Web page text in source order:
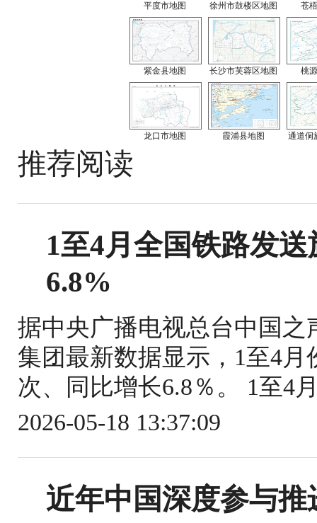
平度市地图 徐州市鼓楼区地图 苍
紫金县地图 长沙市芙蓉区地图 桃
龙口市地图 霞浦县地图 通道侗
推荐阅读
1至4月全国铁路发
6.8%
据中央广播电视总台中国
集团最新数据显示，1至4月
次、同比增长6.8％。 1至4
2026-05-18 13:37:09
近年中国深度参与